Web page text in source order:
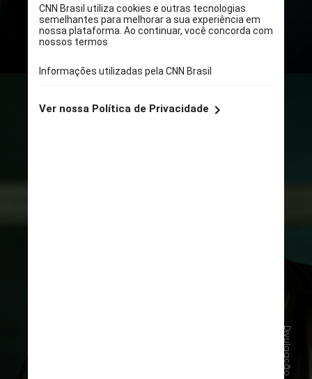
Divulgação